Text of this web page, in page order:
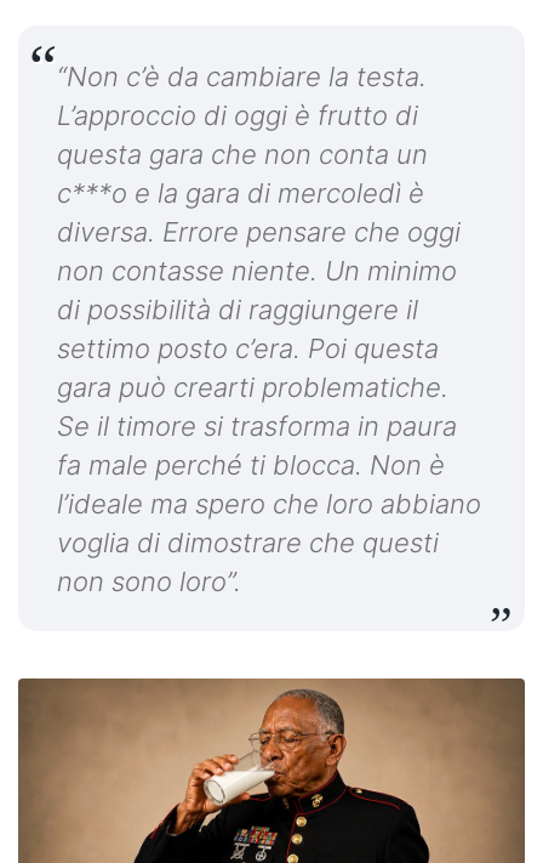
“Non c’è da cambiare la testa.
L’approccio di oggi è frutto di
questa gara che non conta un
c***o e la gara di mercoledì è
diversa. Errore pensare che oggi
non contasse niente. Un minimo
di possibilità di raggiungere il
settimo posto c’era. Poi questa
gara può crearti problematiche.
Se il timore si trasforma in paura
fa male perché ti blocca. Non è
l’ideale ma spero che loro abbiano
voglia di dimostrare che questi
non sono loro”.